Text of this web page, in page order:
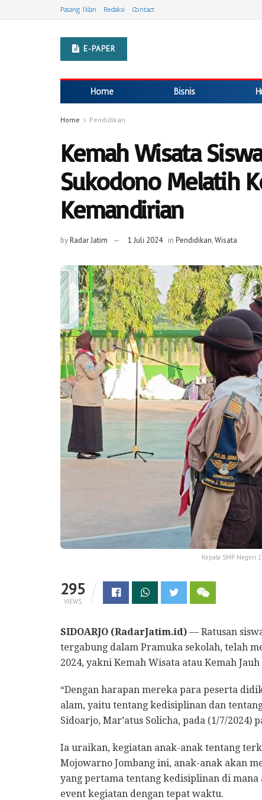
Pasang Iklan Redaksi Contact
E-PAPER
Home Bisnis
Home Pendidikan
Kemah Wisata
Sukodono Melatih
Kemandirian
byRadar Jatim 1 Juli 2024 in Pendidikan,Wisata
Kepala SMP Negeri
295
VIEWS
SIDOARJO (RadarJatim.id) — Ratusan
tergabung dalam Pramuka sekolah, telah
2024, yakni Kemah Wisata atau Kemah
“Dengan harapan mereka para peserta
alam, yaitu tentang kedisiplinan dan
Sidoarjo, Mar’atus Solicha, pada (1/7/2024)
Ia uraikan, kegiatan anak-anak tentang
Mojowarno Jombang ini, anak-anak akan
yang pertama tentang kedisiplinan di
event kegiatan dengan tepat waktu.